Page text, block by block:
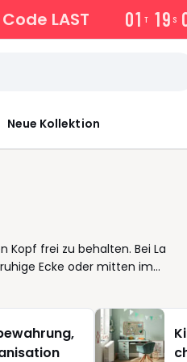
LAST 01 T 19 S
Neue Kollektion
Kopf frei zu behalten. Bei La
Ecke oder mitten im
angenehm an und lassen
möchte, entscheidet sich für
filter, um schnell das passende